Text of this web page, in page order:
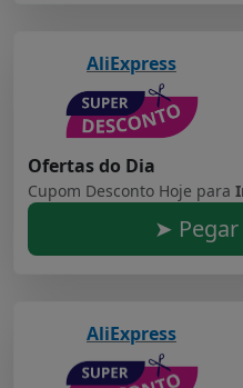
AliExpress
Ofertas do Dia
Cupom Desconto Hoje para
➤
AliExpress